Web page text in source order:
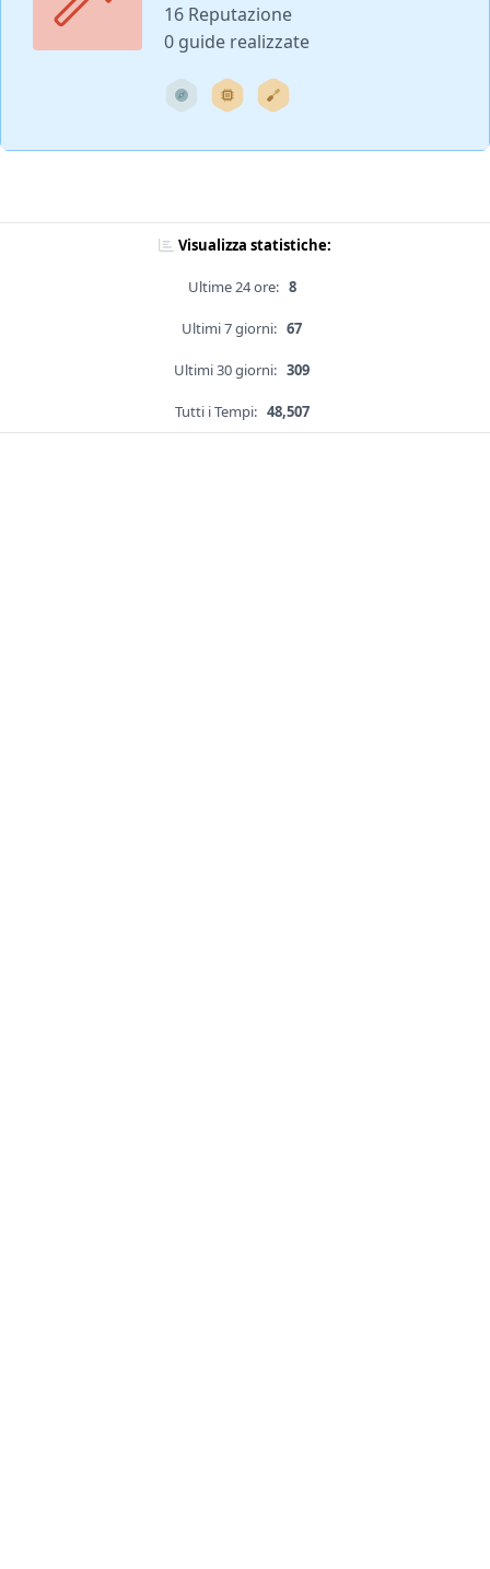
16 Reputazione
0 guide realizzate
Visualizza statistiche:
Ultime 24 ore: 8
Ultimi 7 giorni: 67
Ultimi 30 giorni: 309
Tutti i Tempi: 48,507